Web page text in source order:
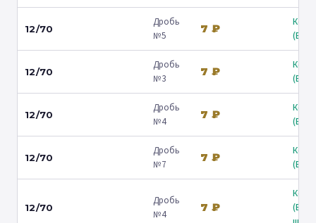
12/70
Дробь
№5
7 ₽
12/70
Дробь
№3
7 ₽
12/70
Дробь
№4
7 ₽
12/70
Дробь
№7
7 ₽
12/70
Дробь
№4
7 ₽